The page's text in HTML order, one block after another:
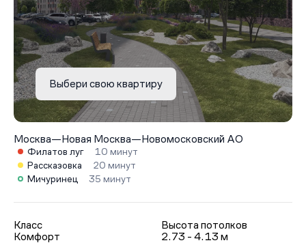
Выбери свою квартиру
Москва—Новая Москва—Новомосковский АО
Филатов луг
10 минут
Рассказовка
20 минут
Мичуринец
35 минут
Класс
Комфорт
Высота потолков
2.73 - 4.13 м